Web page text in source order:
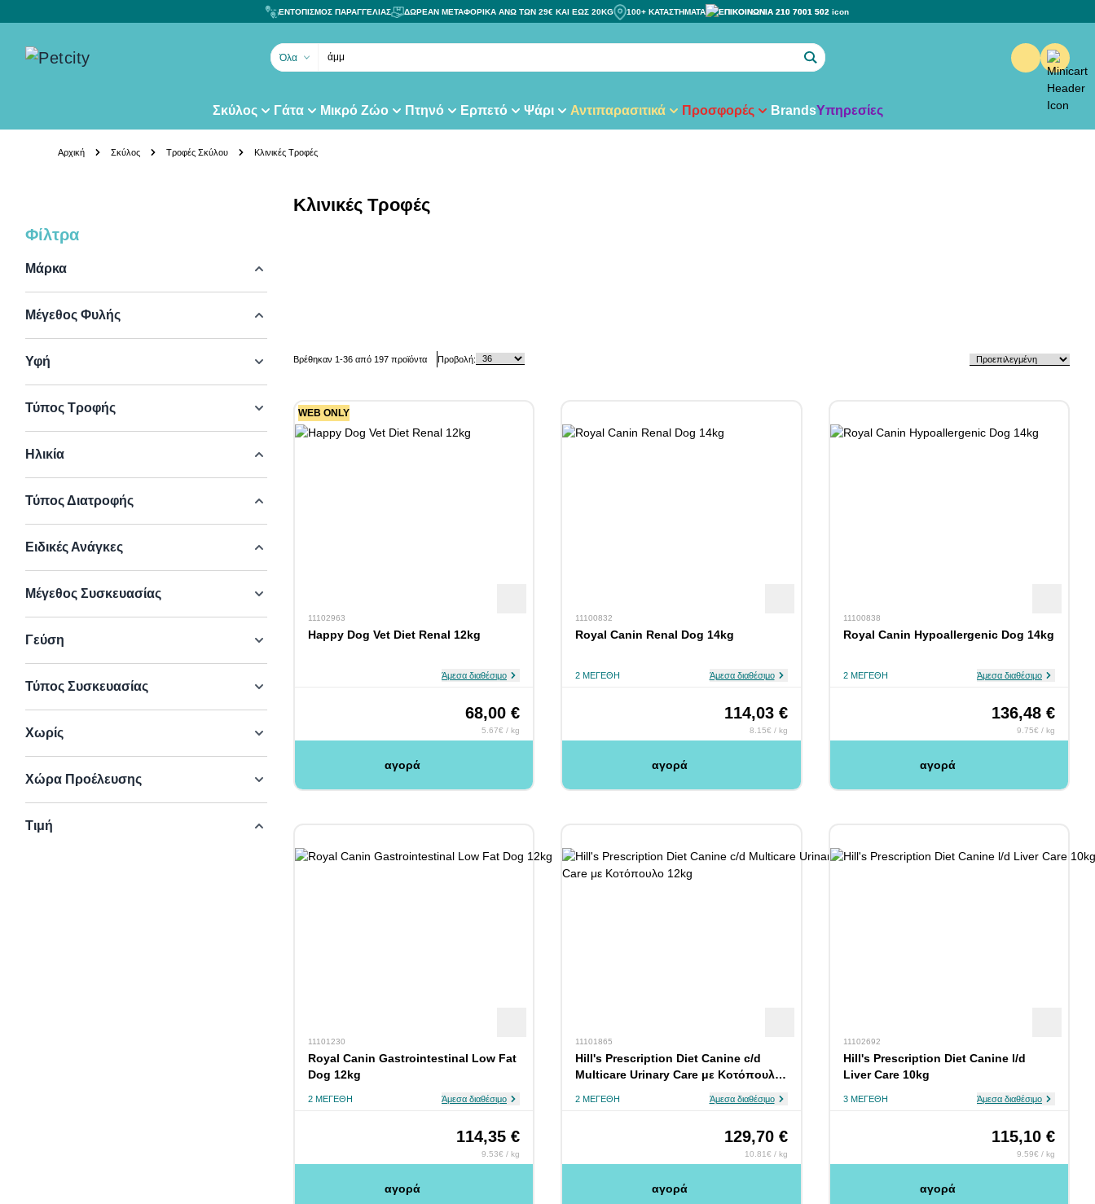
ΕΝΤΟΠΙΣΜΟΣ ΠΑΡΑΓΓΕΛΙΑΣ ΔΩΡΕΑΝ ΜΕΤΑΦΟΡΙΚΑ ΑΝΩ ΤΩΝ 29€ ΚΑΙ ΕΩΣ 20KG 100+ ΚΑΤΑΣΤΗΜΑΤΑ ΕΠΙΚΟΙΝΩΝΙΑ 210 7001 502
Όλα άμμο γάτας
Σκύλος Γάτα Μικρό Ζώο Πτηνό Ερπετό Ψάρι Αντιπαρασιτικά Προσφορές BrandsΥπηρεσίες
Αρχική Σκύλος Τροφές Σκύλου Κλινικές Τροφές
Skip to product list
Φίλτρα
Μάρκα
Μέγεθος Φυλής
Υφή
Τύπος Τροφής
Ηλικία
Τύπος Διατροφής
Ειδικές Ανάγκες
Μέγεθος Συσκευασίας
Γεύση
Τύπος Συσκευασίας
Χωρίς
Χώρα Προέλευσης
Τιμή
Κλινικές Τροφές
Βρέθηκαν 1-36από 197προϊόντα Προβολή:
WEB ONLY
11102963
Happy Dog Vet Diet Renal 12kg
Άμεσα διαθέσιμο
68,00 €
5.67€ / kg
αγορά
11100832
Royal Canin Renal Dog 14kg
2 ΜΕΓΈΘΗ Άμεσα διαθέσιμο
114,03 €
8.15€ / kg
αγορά
11100838
Royal Canin Hypoallergenic Dog 14kg
2 ΜΕΓΈΘΗ Άμεσα διαθέσιμο
136,48 €
9.75€ / kg
αγορά
11101230
Royal Canin Gastrointestinal Low Fat
Dog 12kg
2 ΜΕΓΈΘΗ Άμεσα διαθέσιμο
114,35 €
9.53€ / kg
αγορά
11101865
Hill's Prescription Diet Canine c/d
Multicare Urinary Care με Κοτόπουλο
2 ΜΕΓΈΘΗ Άμεσα διαθέσιμο
129,70 €
10.81€ / kg
αγορά
11102692
Hill's Prescription Diet Canine l/d
Liver Care 10kg
3 ΜΕΓΈΘΗ Άμεσα διαθέσιμο
115,10 €
9.59€ / kg
αγορά